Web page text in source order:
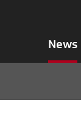
News